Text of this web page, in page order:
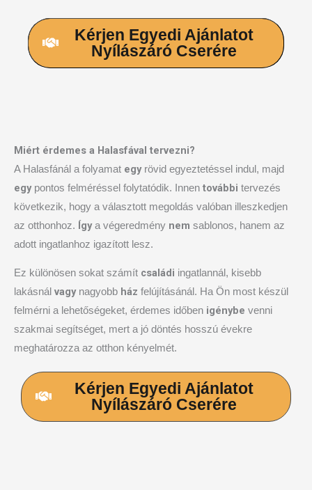
Kérjen Egyedi Ajánlatot
Nyílászáró Cserére
Miért érdemes a Halasfával tervezni?
A Halasfánál a folyamat egyrövid egyeztetéssel indul, majd
egypontos felméréssel folytatódik. Innen további tervezés
következik, hogy a választott megoldás valóban illeszkedjen
az otthonhoz. Ígya végeredmény nem sablonos, hanem az
adott ingatlanhoz igazított lesz.
Ez különösen sokat számít családi ingatlannál, kisebb
lakásnál vagynagyobb ház felújításánál. Ha Ön most készül
felmérni a lehetőségeket, érdemes időben igénybe venni
szakmai segítséget, mert a jó döntés hosszú évekre
meghatározza az otthon kényelmét.
Kérjen Egyedi Ajánlatot
Nyílászáró Cserére